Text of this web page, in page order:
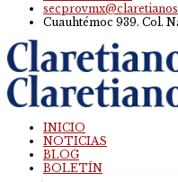
Cuauhtémoc 939. Col.
INICIO
NOTICIAS
BLOG
BOLETÍN